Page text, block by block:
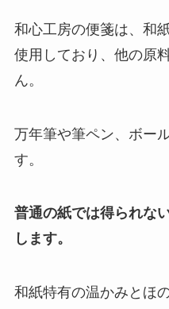
和心工房の便箋は、和
使用しており、他の原
ん。
万年筆や筆ペン、ボー
す。
普通の紙では得られな
します。
和紙特有の温かみとほ